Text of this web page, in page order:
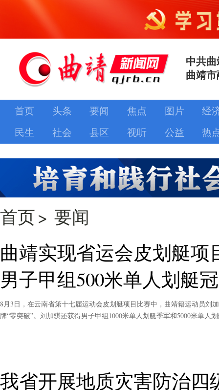
中共
曲靖
首页 头条 要闻 焦点 图片
经
民生
社会 县区 视听 公益 热
首页> 要闻
曲靖实现省运会皮划艇项
男子甲组500米单人划艇
8月3日，在云南省第十七届运动会皮划艇项目比赛中，曲靖籍运动员刘
牌“零突破”。刘加骐还获得男子甲组1000米单人划艇季军和5000米单
我省开展地质灾害防治四